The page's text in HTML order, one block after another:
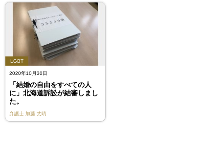
LGBT
2020年10月30日
「結婚の自由をすべての人
に」北海道訴訟が結審しまし
た。
弁護士 加藤 丈晴